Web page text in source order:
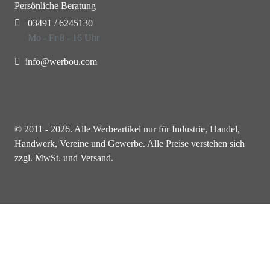
Persönliche Beratung
03491 / 6245130
Mo - Fr 8 - 16 Uhr
info@werbou.com
© 2011 - 2026. Alle Werbeartikel nur für Industrie, Handel,
Handwerk, Vereine und Gewerbe. Alle Preise verstehen sich
zzgl. MwSt. und Versand.